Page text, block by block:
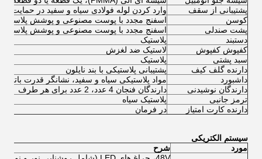
پشتیبانی از سقف
وارد کردن لوله فولادی سیاه و سفید در حمایت از
کوسن
اسفنج مجدد با پوست مصنوعی و پوشش
پشت صندلی
اسفنج مجدد با پوست مصنوعی و پوشش
دستبند
پلاستیک
کفپوش کفپوش
لاستیک ضد لغزش
سبد پشتی
پلاستیک
دارنده گلف کیف
پشتیبانی پلاستیکی با بند نایلون
داشبورد
مواد پلاستیکی سیاه و سفید، نشانگر قدرت
دارندگان نوشیدنی
دارندگان فنجان 4 عدد، 2 عدد برای هر طرف
ترمز جانبی
پلاستیک سیاه
دارنده کارت امتیاز
در فرمان
سیستم الکتریکی
مورد
شرح